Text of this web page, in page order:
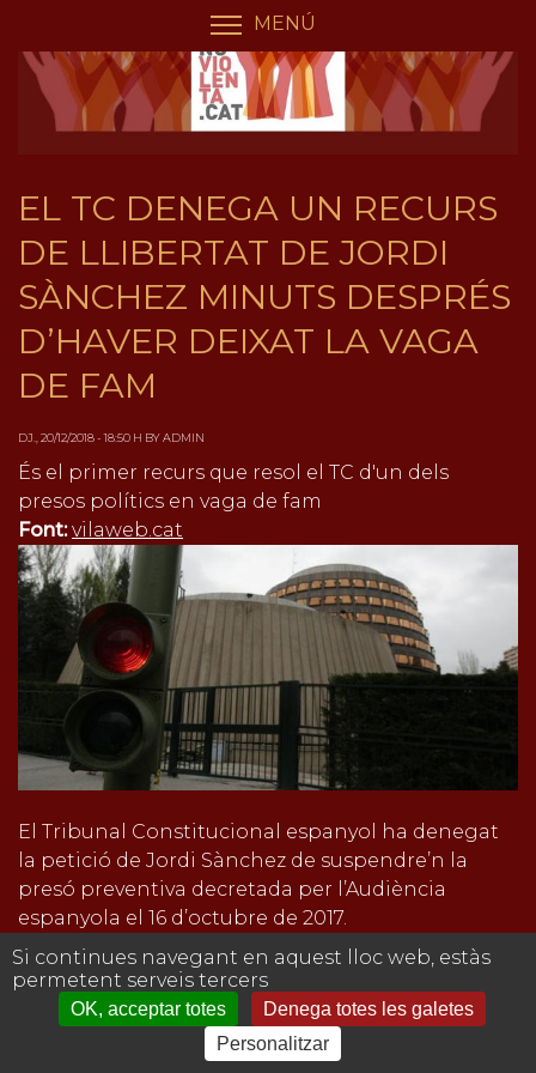
contingut
MENÚ
EL TC DENEGA UN RECURS
DE LLIBERTAT DE JORDI
SÀNCHEZ MINUTS DESPRÉS
D’HAVER DEIXAT LA VAGA
DE FAM
DJ., 20/12/2018 - 18:50 H BY ADMIN
És el primer recurs que resol el TC d'un dels
presos polítics en vaga de fam
Font:vilaweb.cat
El Tribunal Constitucional espanyol ha denegat
la petició de Jordi Sànchez de suspendre’n la
presó preventiva decretada per l’Audiència
espanyola el 16 d’octubre de 2017.
Tags: vaga de fam
notícia
Avís legal
Panell de gestió de galetes
Si continues navegant en aquest lloc web, estàs
permetent serveis tercers
OK, acceptar totes
Denega totes les galetes
Personalitzar